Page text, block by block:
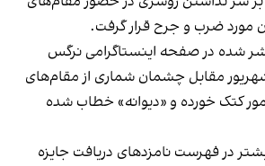
مورد ضرب و جرح قرار گرفت.
شده در صفحه اینستاگرامی‌ نرگس
مقابل چشمان شماری از مقام‌های
کتک خورده و «دیوانه» خطاب شده
در فهرست نامزدهای دریافت جایزه